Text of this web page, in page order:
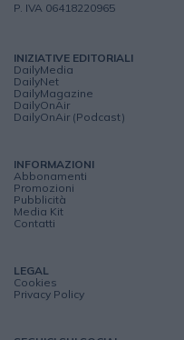
P. IVA 06418220965
INIZIATIVE EDITORIALI
DailyMedia
DailyNet
DailyMagazine
DailyOnAir
DailyOnAir (Podcast)
INFORMAZIONI
Abbonamenti
Promozioni
Pubblicità
Media Kit
Contatti
LEGAL
Cookies
Privacy Policy